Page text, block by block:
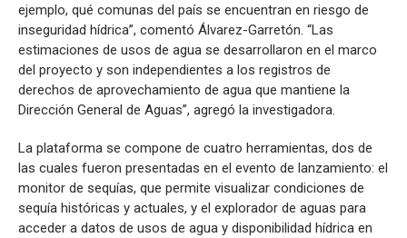
ejemplo, qué comunas del país se encuentran en riesgo de
inseguridad hídrica”, comentó Álvarez-Garretón. “Las
estimaciones de usos de agua se desarrollaron en el marco
del proyecto y son independientes a los registros de
derechos de aprovechamiento de agua que mantiene la
Dirección General de Aguas”, agregó la investigadora.
La plataforma se compone de cuatro herramientas, dos de
las cuales fueron presentadas en el evento de lanzamiento: el
monitor de sequías, que permite visualizar condiciones de
sequía históricas y actuales, y el explorador de aguas para
acceder a datos de usos de agua y disponibilidad hídrica en